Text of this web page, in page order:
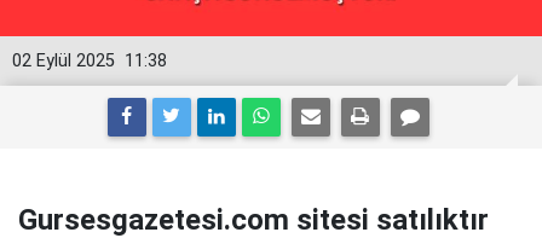
11:38
02 Eylül 2025
Gursesgazetesi.com sitesi satılıktır